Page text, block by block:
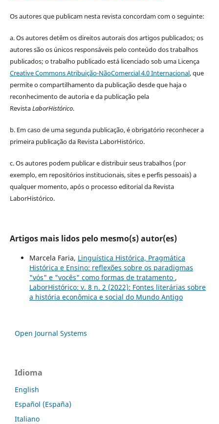
Os autores que publicam nesta revista concordam com o seguinte:
a.Os autores detêm os direitos autorais dos artigos publicados; os
autores são os únicos responsáveis pelo conteúdo dos trabalhos
publicados; o trabalho publicado está licenciado sob uma Licença
Creative Commons Atribuição-NãoComercial 4.0 Internacional, que
permite o compartilhamento da publicação desde que haja o
reconhecimento de autoria e da publicação pela
RevistaLaborHistórico.
b. Em caso de uma segunda publicação, é obrigatório reconhecer a
primeira publicação da Revista LaborHistórico.
c. Os autores podem publicar e distribuir seus trabalhos (por
exemplo, em repositórios institucionais, sites e perfis pessoais) a
qualquer momento, após o processo editorial da Revista
LaborHistórico.
Artigos mais lidos pelo mesmo(s) autor(es)
Marcela Faria, Linguística Histórica, Pragmática
Histórica e Ensino: reflexões sobre os paradigmas
"vós" e "vocês" como formas de tratamento ,
LaborHistórico: v. 8 n. 2 (2022): Fontes literárias sobre
a história econômica e social do Mundo Antigo
Open Journal Systems
Idioma
English
Español (España)
Italiano